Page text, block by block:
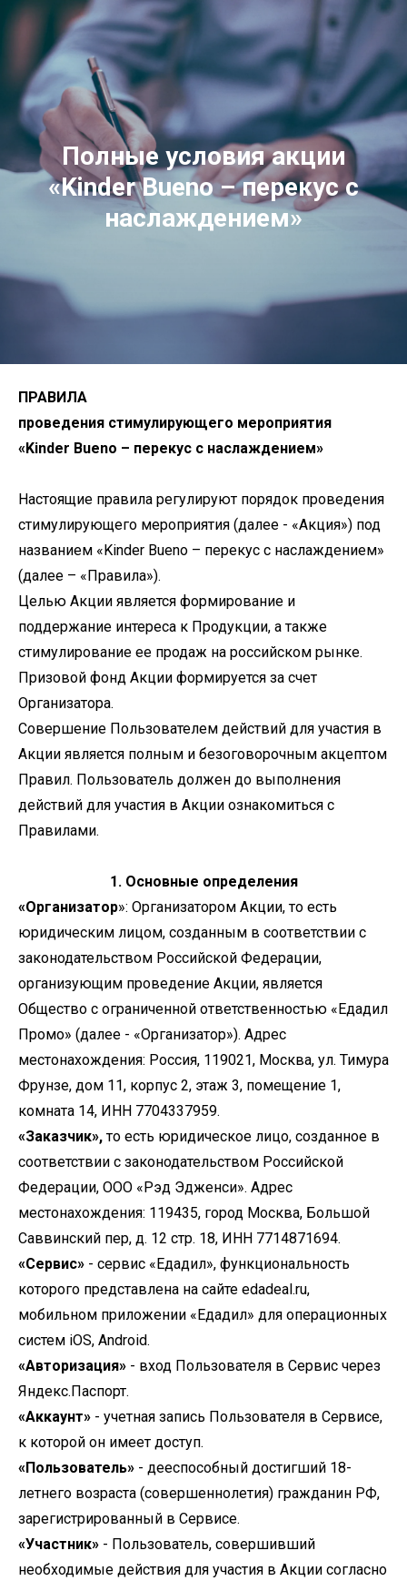
Полные условия акции
«Kinder Bueno – перекус с
наслаждением»
ПРАВИЛА
проведения стимулирующего мероприятия
«Kinder Bueno – перекус с наслаждением»
Настоящие правила регулируют порядок проведения
стимулирующего мероприятия (далее - «Акция») под
названием «Kinder Bueno – перекус с наслаждением»
(далее – «Правила»).
Целью Акции является формирование и
поддержание интереса к Продукции, а также
стимулирование ее продаж на российском рынке.
Призовой фонд Акции формируется за счет
Организатора.
Совершение Пользователем действий для участия в
Акции является полным и безоговорочным акцептом
Правил. Пользователь должен до выполнения
действий для участия в Акции ознакомиться с
Правилами.
1. Основные определения
«Организатор»: Организатором Акции, то есть
юридическим лицом, созданным в соответствии с
законодательством Российской Федерации,
организующим проведение Акции, является
Общество с ограниченной ответственностью «Едадил
Промо» (далее - «Организатор»). Адрес
местонахождения: Россия, 119021, Москва, ул. Тимура
Фрунзе, дом 11, корпус 2, этаж 3, помещение 1,
комната 14, ИНН 7704337959.
«Заказчик»,то есть юридическое лицо, созданное в
соответствии с законодательством Российской
Федерации, ООО «Рэд Эдженси». Адрес
местонахождения: 119435, город Москва, Большой
Саввинский пер, д. 12 стр. 18, ИНН 7714871694.
«Сервис» - сервис «Едадил», функциональность
которого представлена на сайте edadeal.ru,
мобильном приложении «Едадил» для операционных
систем iOS, Android.
«Авторизация» - вход Пользователя в Сервис через
Яндекс.Паспорт.
«Аккаунт» - учетная запись Пользователя в Сервисе,
к которой он имеет доступ.
«Пользователь» - дееспособный достигший 18-
летнего возраста (совершеннолетия) гражданин РФ,
зарегистрированный в Сервисе.
«Участник» - Пользователь, совершивший
необходимые действия для участия в Акции согласно